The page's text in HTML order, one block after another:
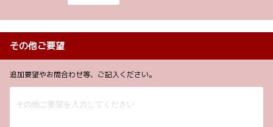
その他ご要望
追加要望やお問合わせ等、ご記入ください。